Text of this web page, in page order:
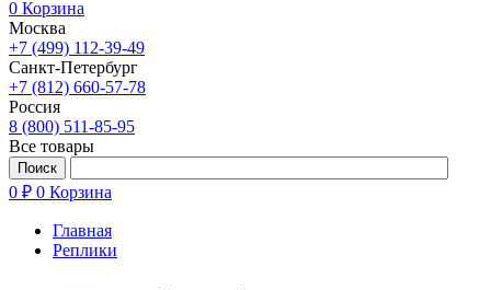
0 Корзина
Москва
+7 (499) 112-39-49
Санкт-Петербург
+7 (812) 660-57-78
Россия
8 (800) 511-85-95
Все товары
0 ₽ 0 Корзина
Главная
Реплики